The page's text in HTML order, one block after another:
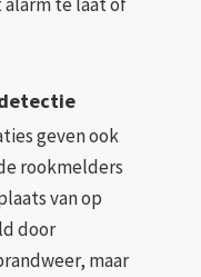
geven ook
rookmelders
van op
door
maar